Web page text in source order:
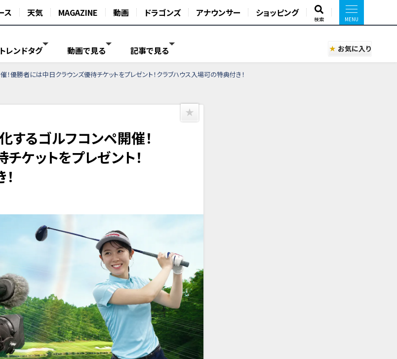
ス 天気 MAGAZINE 動画 ドラゴンズ アナウンサー ショッピング
検索
トレンドタグ 動画で見る 記事で見る お気に入り
優勝者には中日クラウンズ優待チケットをプレゼント！クラブハウス入場可の特典付き！
るゴルフコンペ開催！
ケットをプレゼント！